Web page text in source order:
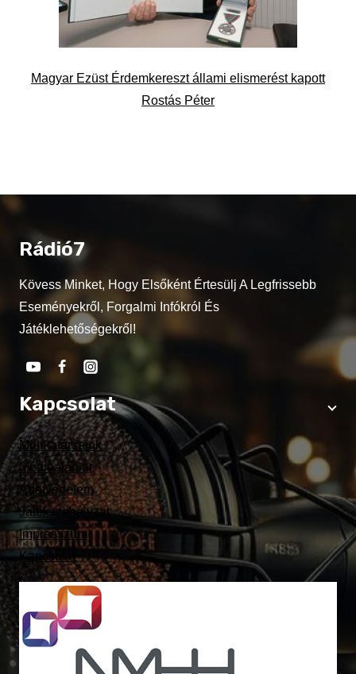
Magyar Ezüst Érdemkereszt állami elismerést kapott
Rostás Péter
Rádió7
Kövess Minket, Hogy Elsőként Értesülj A Legfrissebb
Eseményekről, Forgalmi Infókról És
Játéklehetőségekről!
Kapcsolat
Munkatársaink
Médiaajánlat
Adatvédelem
Játékszabályzat
Impresszum
Kapcsolat